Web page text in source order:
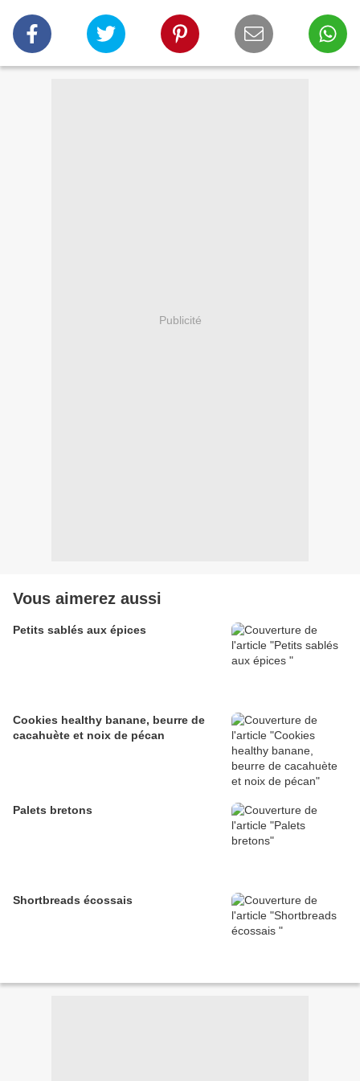
Publicité
Vous aimerez aussi
Petits sablés aux épices
Cookies healthy banane, beurre de
cacahuète et noix de pécan
Palets bretons
Shortbreads écossais